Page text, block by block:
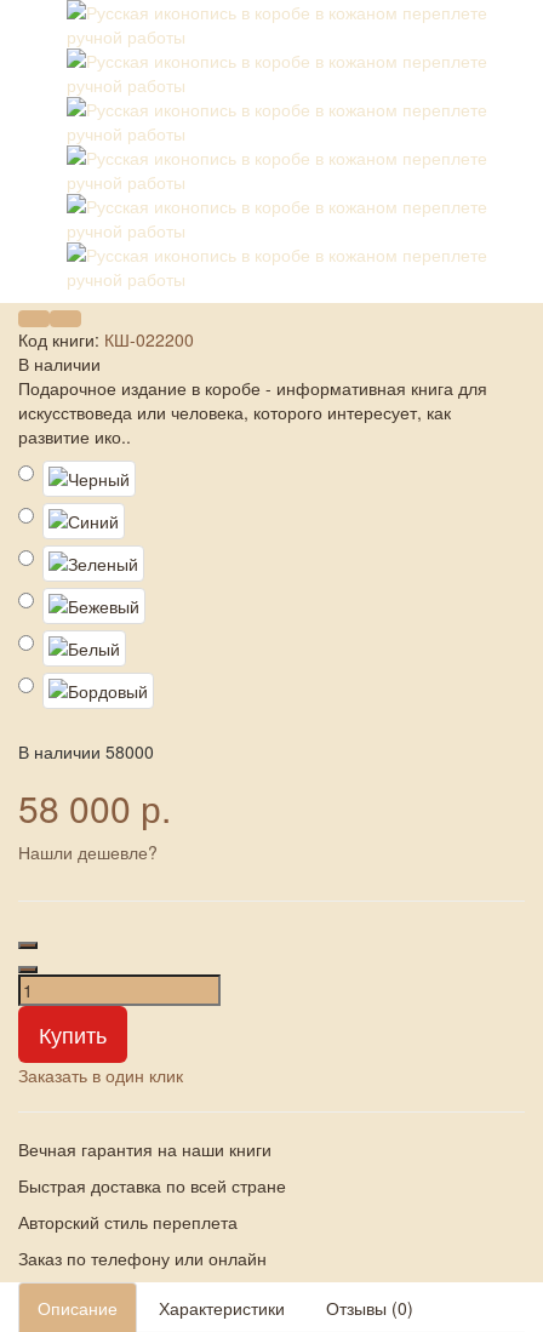
Код книги: КШ-022200
В наличии
Подарочное издание в коробе - информативная книга для
искусствоведа или человека, которого интересует, как
развитие ико..
В наличии 58000
58 000 р.
Нашли дешевле?
Купить
Заказать в один клик
Вечная гарантия на наши книги
Быстрая доставка по всей стране
Авторский стиль переплета
Заказ по телефону или онлайн
Описание Характеристики
Отзывы (0)